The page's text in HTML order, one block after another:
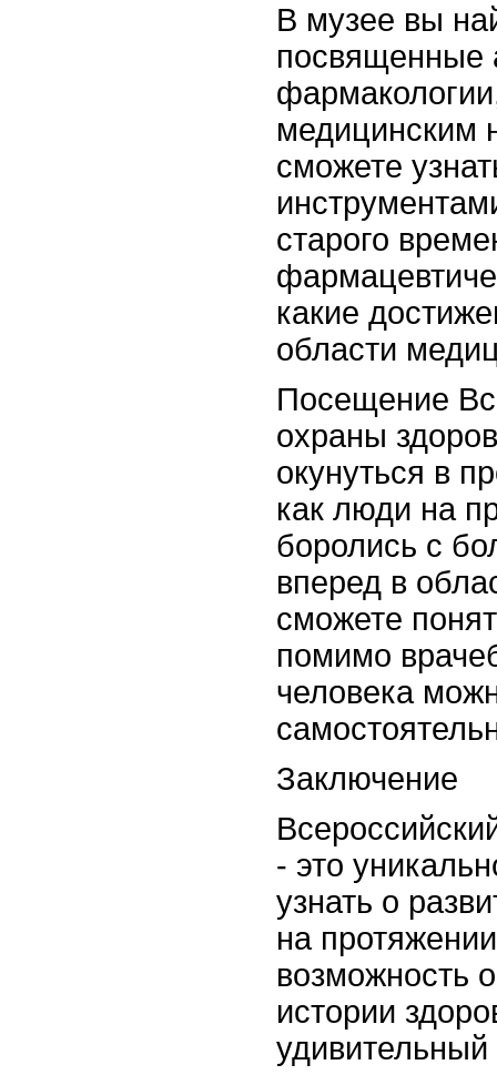
В музее вы
посвященные
медицинским
сможете
старого
какие
области
Посещение
охраны
окунуться в
как люди на
боролись с
вперед в
сможете
помимо
человека
Заключение
- это
узнать о
на
возможность
истории